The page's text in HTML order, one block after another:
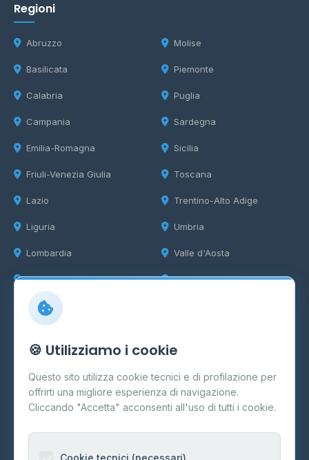
Regioni
Abruzzo
Basilicata
Calabria
Campania
Emilia-Romagna
Friuli-Venezia Giulia
Lazio
Liguria
Lombardia
Marche
Molise
Piemonte
Puglia
Sardegna
Sicilia
Toscana
Trentino-Alto Adige
Umbria
Valle d'Aosta
Veneto
Info
Cos'è il GPL
FAQ
Contatti
🍪 Utilizziamo i cookie
Questo sito utilizza cookie tecnici e di profilazione per
offrirti una migliore esperienza di navigazione.
Cliccando "Accetta" acconsenti all'uso di tutti i cookie.
Cookie tecnici (necessari)